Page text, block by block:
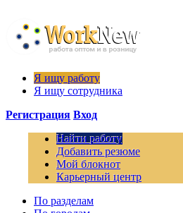
Я ищу работу
Я ищу сотрудника
Регистрация Вход
Найти работу
Добавить резюме
Мой блокнот
Карьерный центр
По разделам